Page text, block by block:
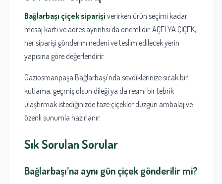
Bağlarbaşı çiçek siparişi verirken ürün seçimi kadar
mesaj kartı ve adres ayrıntısı da önemlidir. AÇELYA ÇİÇEK,
her siparişi gönderim nedeni ve teslim edilecek yerin
yapısına göre değerlendirir.
Gaziosmanpaşa Bağlarbaşı’nda sevdiklerinize sıcak bir
kutlama, geçmiş olsun dileği ya da resmi bir tebrik
ulaştırmak istediğinizde taze çiçekler düzgün ambalaj ve
özenli sunumla hazırlanır.
Sık Sorulan Sorular
Bağlarbaşı’na aynı gün çiçek gönderilir mi?